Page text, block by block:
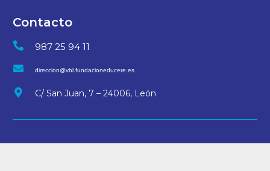
Contacto
987 25 94 11
direccion@vbl.fundacioneducere.es
C/ San Juan, 7 – 24006, León